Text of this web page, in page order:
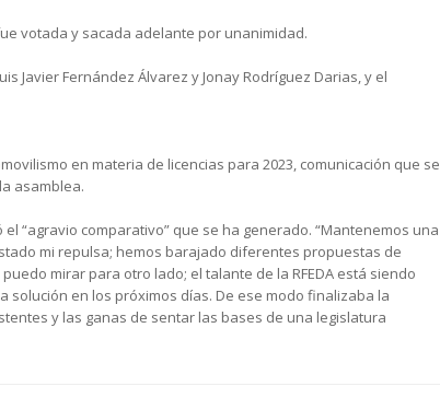
votada y sacada adelante por unanimidad.
Javier Fernández Álvarez y Jonay Rodríguez Darias, y el
en materia de licencias para 2023, comunicación que se
asamblea.
“agravio comparativo” que se ha generado. “Mantenemos una
mi repulsa; hemos barajado diferentes propuestas de
mirar para otro lado; el talante de la RFEDA está siendo
en los próximos días. De ese modo finalizaba la
y las ganas de sentar las bases de una legislatura